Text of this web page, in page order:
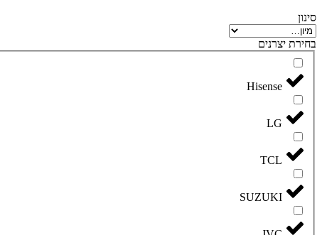
סינון
בחירת יצרנים
Hisense
LG
TCL
SUZUKI